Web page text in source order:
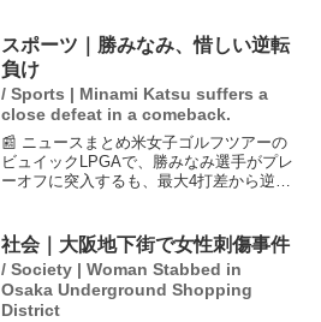
スポーツ｜勝みなみ、惜しい逆転
負け
/ Sports | Minami Katsu suffers a
close defeat in a comeback.
📰 ニュースまとめ米女子ゴルフツアーの
ビュイックLPGAで、勝みなみ選手がプレ
ーオフに突入するも、最大4打差から逆転
ンスを生かせず、ジーノ・ティティクル
選手に敗れました...
社会｜大阪地下街で女性刺傷事件
/ Society | Woman Stabbed in
Osaka Underground Shopping
District